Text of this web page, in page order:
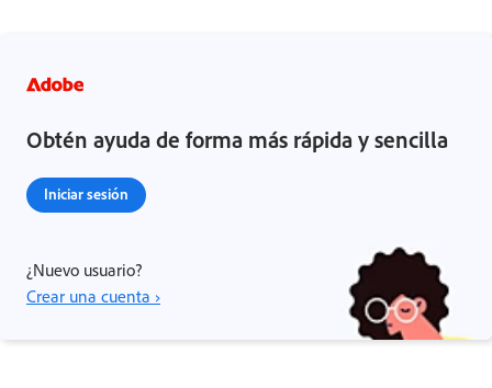
Obtén ayuda de forma más rápida y sencilla
Iniciar sesión
¿Nuevo usuario?
Crear una cuenta ›